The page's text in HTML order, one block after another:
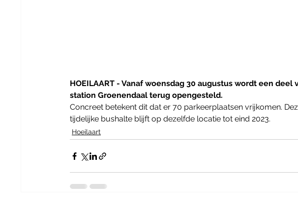
HOEILAART - Vanaf woensdag 30 augustus wordt een
station Groenendaal terug opengesteld.
Concreet betekent dit dat er 70 parkeerplaatsen vrijkomen.
tijdelijke bushalte blijft op dezelfde locatie tot eind 2023.
Hoeilaart